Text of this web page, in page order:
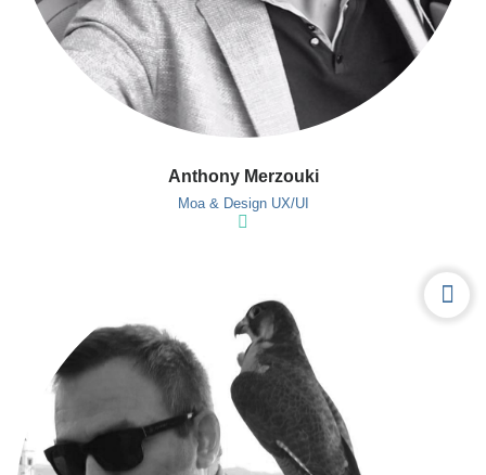
Anthony Merzouki
Moa & Design UX/UI